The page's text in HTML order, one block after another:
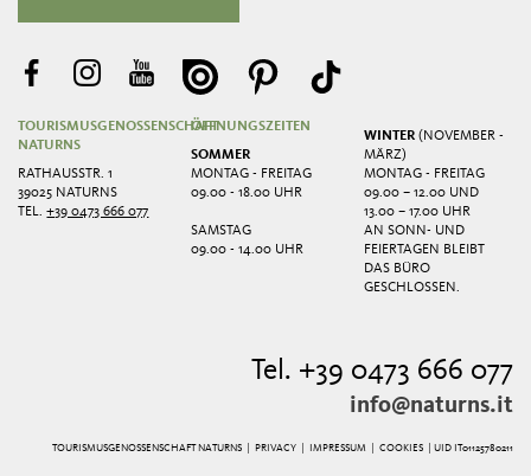
TOURISMUSGENOSSENSCHAFT
NATURNS
RATHAUSSTR. 1
39025 NATURNS
TEL.+39 0473 666 077
ÖFFNUNGSZEITEN
SOMMER
MONTAG - FREITAG
09.00 - 18.00 UHR
SAMSTAG
09.00 - 14.00 UHR
WINTER(NOVEMBER -
MÄRZ)
MONTAG - FREITAG
09.00 – 12.00 UND
13.00 – 17.00 UHR
AN SONN- UND
FEIERTAGEN BLEIBT
DAS BÜRO
GESCHLOSSEN.
Tel. +39 0473 666 077
info@naturns.it
TOURISMUSGENOSSENSCHAFT NATURNS | PRIVACY| IMPRESSUM COOKIES | UID IT01125780211